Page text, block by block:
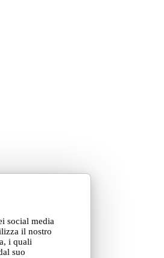
social media
il nostro
i quali
suo